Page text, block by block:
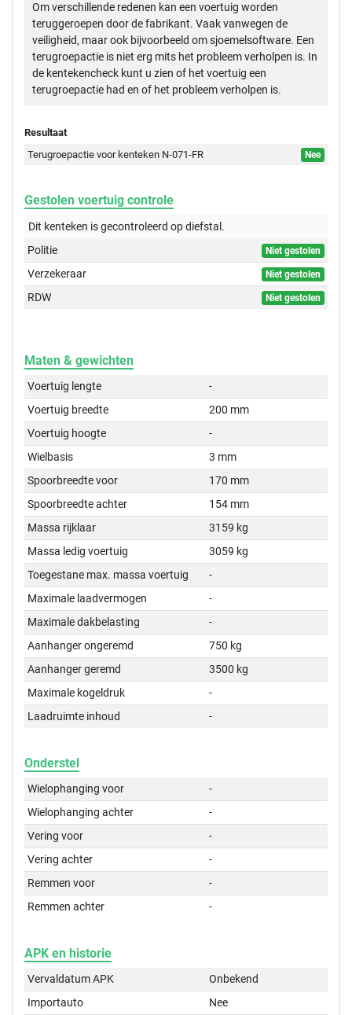
Om verschillende redenen kan een voertuig worden
teruggeroepen door de fabrikant. Vaak vanwegen de
veiligheid, maar ook bijvoorbeeld om sjoemelsoftware. Een
terugroepactie is niet erg mits het probleem verholpen is. In
de kentekencheck kunt u zien of het voertuig een
terugroepactie had en of het probleem verholpen is.
Resultaat
Terugroepactie voor kenteken N-071-FR
Nee
Gestolen voertuig controle
Dit kenteken is gecontroleerd opdiefstal.
Politie
Niet gestolen
Verzekeraar Niet gestolen
RDW Niet gestolen
Maten & gewichten
Voertuig lengte
-
Voertuig breedte
200 mm
Voertuig hoogte
-
Wielbasis
3 mm
Spoorbreedte voor
170 mm
Spoorbreedte achter
154 mm
Massa rijklaar
3159 kg
Massa ledig voertuig
3059 kg
Toegestane max. massa voertuig
-
Maximale laadvermogen
-
Maximale dakbelasting
-
Aanhanger ongeremd
750 kg
Aanhanger geremd
3500 kg
Maximale kogeldruk
-
Laadruimte inhoud
-
Onderstel
Wielophanging voor
-
Wielophanging achter
-
Vering voor
-
Vering achter
-
Remmen voor
-
Remmen achter
-
APK en historie
Vervaldatum APK
Onbekend
Importauto
Nee